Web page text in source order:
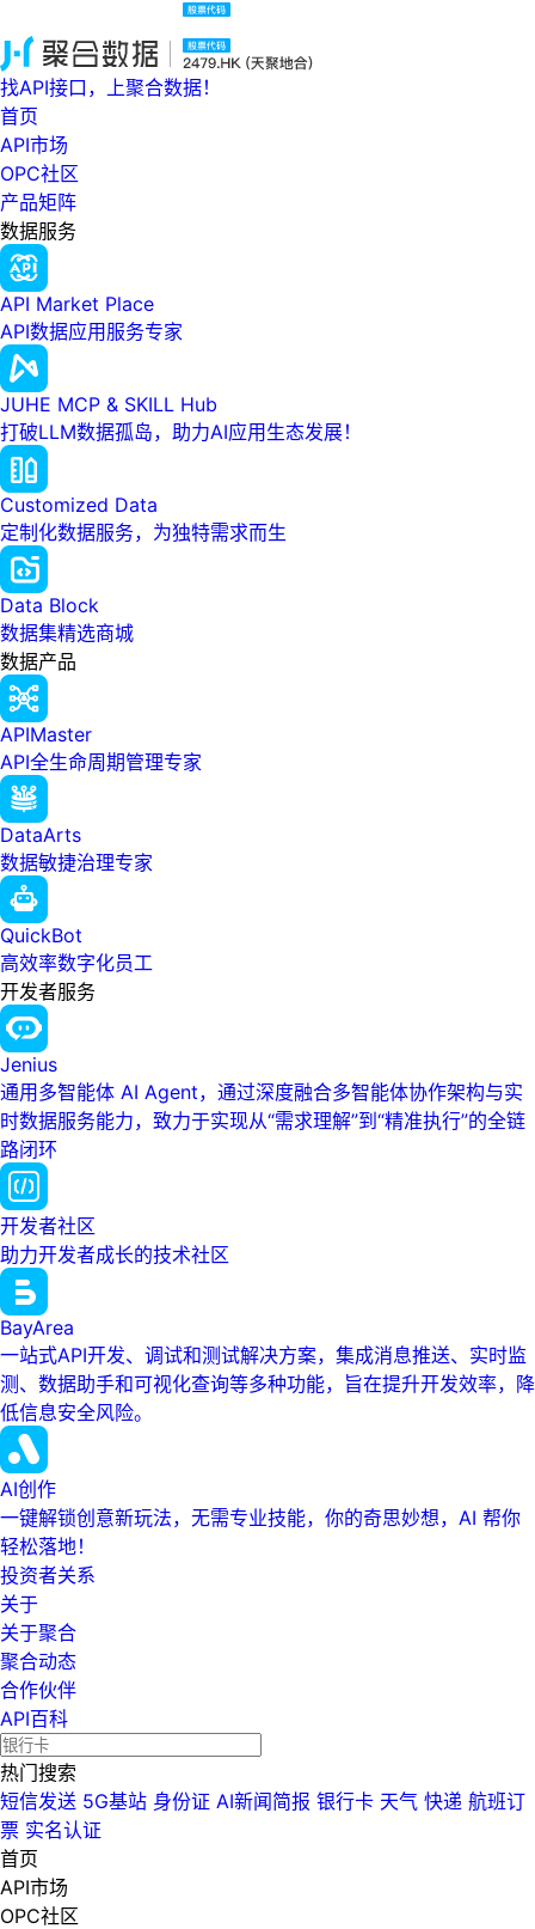
找API接口，上聚合数据！
首页
API市场
OPC社区
产品矩阵
数据服务
API Market Place
API数据应用服务专家
JUHE MCP & SKILL Hub
打破LLM数据孤岛，助力AI应用生态发展！
Customized Data
定制化数据服务，为独特需求而生
Data Block
数据集精选商城
数据产品
APIMaster
API全生命周期管理专家
DataArts
数据敏捷治理专家
QuickBot
高效率数字化员工
开发者服务
Jenius
通用多智能体 AI Agent，通过深度融合多智能体协作架构与实
时数据服务能力，致力于实现从“需求理解”到“精准执行”的全链
路闭环
开发者社区
助力开发者成长的技术社区
BayArea
一站式API开发、调试和测试解决方案，集成消息推送、实时监
测、数据助手和可视化查询等多种功能，旨在提升开发效率，降
低信息安全风险。
AI创作
一键解锁创意新玩法，无需专业技能，你的奇思妙想，AI 帮你
轻松落地！
投资者关系
关于
关于聚合
聚合动态
合作伙伴
API百科
热门搜索
短信发送 5G基站 身份证 AI新闻简报 银行卡 天气 快递 航班订
票 实名认证
首页
API市场
OPC社区